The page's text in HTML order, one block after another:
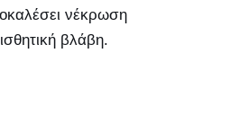
νέκρωση
βλάβη.